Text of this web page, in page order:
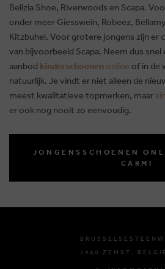
Belizia Shoe, Riverwoods en Scapa.
onder meer Giesswein, Robeez,
Kitzbuhel. Voor grotere jongens zijn er
van bijvoorbeeld Scapa. Neem dus snel
aanbod kinderschoenen online of in de
natuurlijk. Je vindt er niet alleen de
meest kwalitatieve topmerken, maar
er ook nog nooit zo eenvoudig.
JONGENSSCHOENEN
CARMI
1980 ZEMST, BELGIË